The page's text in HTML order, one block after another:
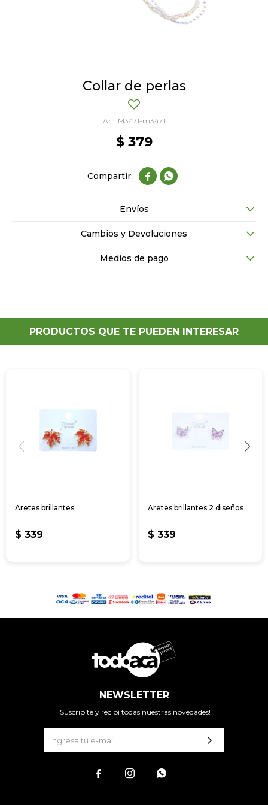
Collar de perlas
M3471-m3471
$ 379
 
Envíos
Cambios y Devoluciones
Medios de pago
PRODUCTOS QUE TE PUEDEN INTERESAR
Aretes brillantes
$ 339
Aretes brillantes 2 diseños
$ 339
NEWSLETTER
¡Suscribite y recibí todas nuestras novedades!
  